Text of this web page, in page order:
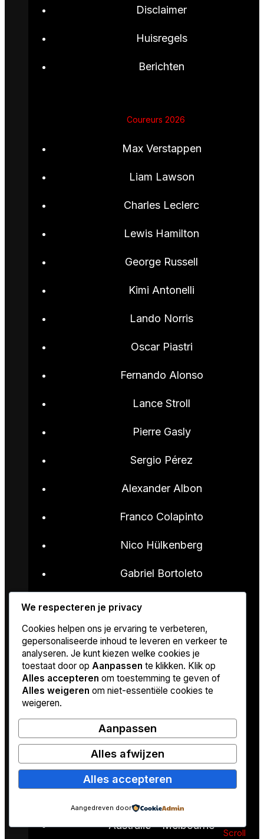
Disclaimer
Huisregels
Berichten
Coureurs 2026
Max Verstappen
Liam Lawson
Charles Leclerc
Lewis Hamilton
George Russell
Kimi Antonelli
Lando Norris
Oscar Piastri
Fernando Alonso
Lance Stroll
Pierre Gasly
Sergio Pérez
Alexander Albon
Franco Colapinto
Nico Hülkenberg
Gabriel Bortoleto
Carlos Sainz
Oliver Bearman
Valtteri Bottas
Esteban Ocon
Australië – Melbourne
We respecteren je privacy
Cookies helpen ons je ervaring te verbeteren,
gepersonaliseerde inhoud te leveren en verkeer te
analyseren. Je kunt kiezen welke cookies je
toestaat door op Aanpassen te klikken. Klik op
Alles accepteren om toestemming te geven of
Alles weigeren om niet-essentiële cookies te
weigeren.
Aanpassen
Alles afwijzen
Alles accepteren
Aangedreven door
Scroll